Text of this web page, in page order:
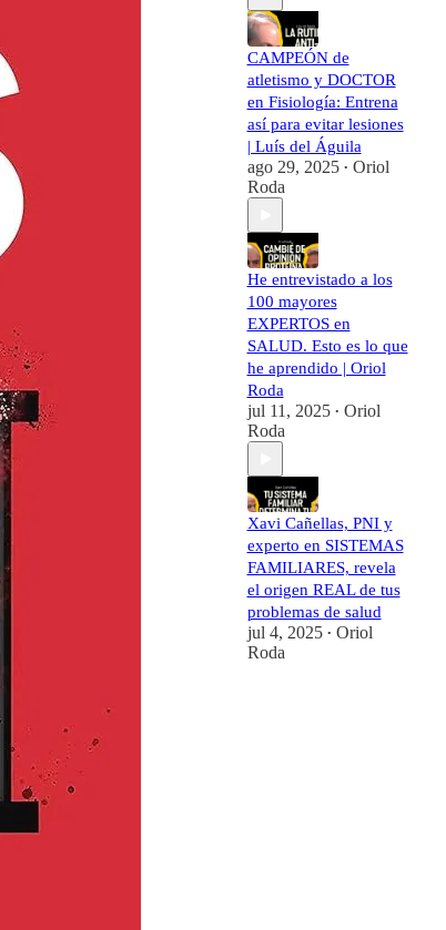
CAMPEÓN de
atletismo y DOCTOR
en Fisiología: Entrena
así para evitar lesiones
| Luís del Águila
ago 29, 2025 • Oriol
Roda
He entrevistado a los
100 mayores
EXPERTOS en
SALUD. Esto es lo que
he aprendido | Oriol
Roda
jul 11, 2025 • Oriol
Roda
Xavi Cañellas, PNI y
experto en SISTEMAS
FAMILIARES, revela
el origen REAL de tus
problemas de salud
jul 4, 2025 • Oriol
Roda